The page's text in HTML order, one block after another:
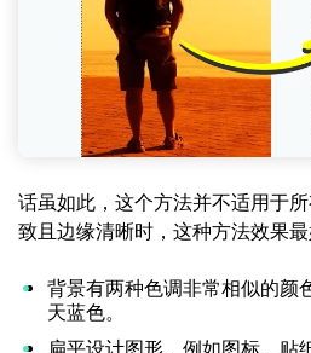
话虽如此，这个方法并不适用于
致且边缘清晰时，这种方法效果最
背景有两种色调非常相似的颜
天蓝色。